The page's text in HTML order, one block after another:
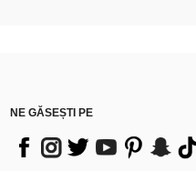
NE GĂSEȘTI PE